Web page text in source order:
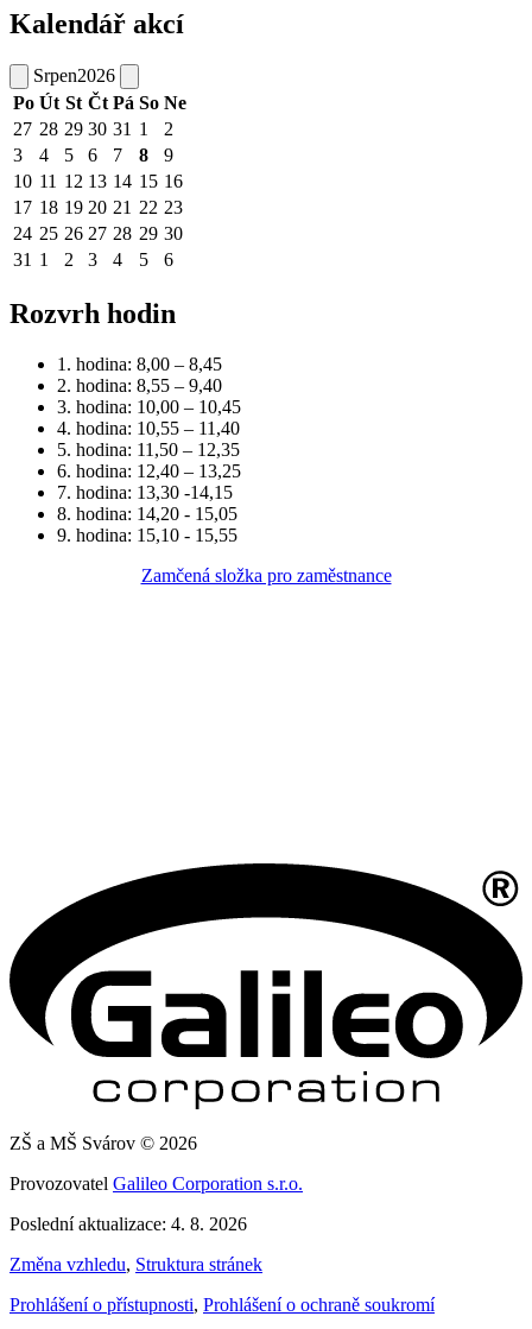
Kalendář akcí
Srpen2026
Po Út St Čt Pá So Ne
27 28 29 30 31 1
2
3
4 5 6 7 8
9
10 11 12 13 14 15 16
17 18 19 20 21 22 23
24 25 26 27 28 29 30
31 1 2 3 4 5 6
Rozvrh hodin
1. hodina: 8,00 – 8,45
2. hodina: 8,55 – 9,40
3. hodina: 10,00 – 10,45
4. hodina: 10,55 – 11,40
5. hodina: 11,50 – 12,35
6. hodina: 12,40 – 13,25
7. hodina: 13,30 -14,15
8. hodina: 14,20 - 15,05
9. hodina: 15,10 - 15,55
Zamčená složka pro zaměstnance
ZŠ a MŠ Svárov © 2026
Provozovatel Galileo Corporation s.r.o.
Poslední aktualizace: 4. 8. 2026
Změna vzhledu, Struktura stránek
Prohlášení o přístupnosti, Prohlášení o ochraně soukromí